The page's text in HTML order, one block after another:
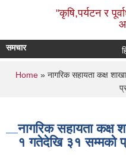
"कृषि,पर्यटन र
समचार
You are here
Home» नागरिक सहायता कक्ष
नागरिक सहायता कक्ष
१ गतेदेखि ३१ सम्मको